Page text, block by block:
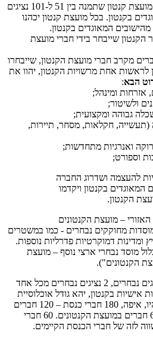
בראש כל קנטון תעמוד מועצת קנטון שתמנה בין 51 ל-101 נציגים
בקנטון. בכל מועצת קנטון יכהנו
המאוגדים בקנטון.
הקנטון שייבחר בידי חברי מועצת
הקנטון יחד עם 6 חברים מקרב חברי מועצת הקנטון, שייבחרו
לראשות אחת מרשויות הקנטון, יהוו את
הבא:
אזרחות ומינהל;
ולשיטור;
גבוהה ומקצועית;
חקלאות, מסחר, תיירות,
ואנרגיות מתחדשות;
וספורט;
להעצמה ושדרוג החברה
בקנטון ויקדמו
הקנטון.
– מועצת הקנטונים
מחוקקים נבחרים - כמו במשטרים
ומדינות דמוקרטיות פדרליות נוספות.
מוסד נבחרי ארצי נוסף – מועצת
הקנטונים").
במועצת הקנטונים יכהנו 60 נציגים נבחרים, 2 נציגים נבחרים מכל אחד
אישיות בקנטון, יהא גודל אוכלוסיית
הקנטון אשר יהיה. בסך הכול יהיו, איפה, 180 חברי כנסת – 120 חברים
במועצה המחוקקת הקיימת ו-60 חברים במועצת הקנטונים. 60 חברי
לזה של חברי הכנסת הקיימים.